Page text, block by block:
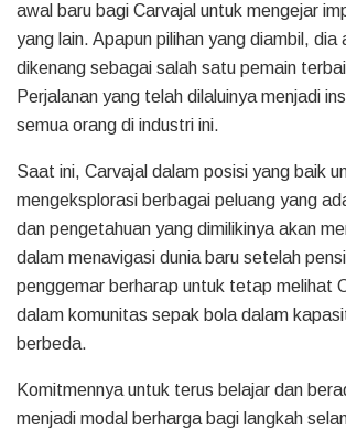
awal baru bagi Carvajal untuk mengejar
yang lain. Apapun pilihan yang diambil, dia
dikenang sebagai salah satu pemain
Perjalanan yang telah dilaluinya menjadi
semua orang di industri ini.
Saat ini, Carvajal dalam posisi yang baik
mengeksplorasi berbagai peluang yang
dan pengetahuan yang dimilikinya akan
dalam menavigasi dunia baru setelah
penggemar berharap untuk tetap melihat
dalam komunitas sepak bola dalam
berbeda.
Komitmennya untuk terus belajar dan
menjadi modal berharga bagi langkah